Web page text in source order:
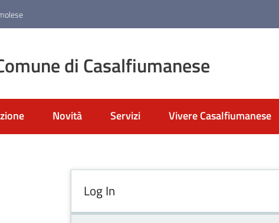
di Casalfiumanese
Novità Servizi Vivere Casalfiumanese
Log In